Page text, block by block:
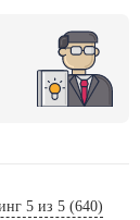
5 из 5 (640)